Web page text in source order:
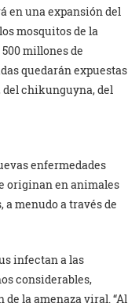
en una expansión del
mosquitos de la
millones de
quedarán expuestas
del chikunguyna, del
enfermedades
originan en animales
a menudo a través de
infectan a las
considerables,
la amenaza viral. “Al